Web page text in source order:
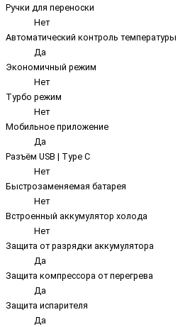
Ручки для переноски
Нет
Автоматический контроль температуры
Да
Экономичный режим
Нет
Турбо режим
Нет
Мобильное приложение
Да
Разъём USB | Type C
Нет
Быстрозаменяемая батарея
Нет
Встроенный аккумулятор холода
Нет
Защита от разрядки аккумулятора
Да
Защита компрессора от перегрева
Да
Защита испарителя
Да